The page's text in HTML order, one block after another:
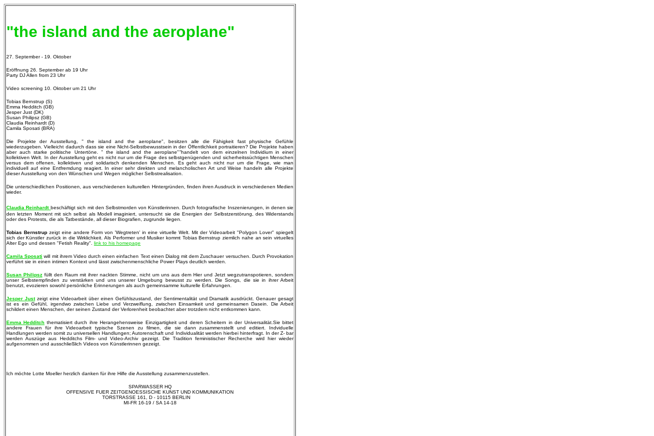
"the island and the aeroplane"
27. September - 19. Oktober
Eröffnung 26. September ab 19 Uhr
Party DJ Allen from 23 Uhr
Video screening 10. Oktober um 21 Uhr
Tobias Bernstrup (S)
Emma Hedditch (GB)
Jesper Just (DK)
Susan Philipsz (GB)
Claudia Reinhardt (D)
Camila Sposati (BRA)
Die Projekte der Ausstellung, " the island and the aeroplane", besitzen alle die Fähigkeit fast physische Gefühle
wiederzugeben. Vielleicht dadurch dass sie eine Nicht-Selbstbewusstsein in der Öffentlichkeit portraitieren? Die Projekte haben
aber auch starke politische Untertöne. " the island and the aeroplane""handelt von dem einzelnen Individium in einer
kollektiven Welt. In der Ausstellung geht es nicht nur um die Frage des selbstgenügenden und sicherheitssüchtigen Menschen
versus dem offenen, kollektiven und solidarisch denkenden Menschen. Es geht auch nicht nur um die Frage, wie man
individuell auf eine Entfremdung reagiert. In einer sehr direkten und melancholischen Art und Weise handeln alle Projekte
dieser Ausstellung von den Wünschen und Wegen möglicher Selbstrealisation.
Die unterschiedlichen Positionen, aus verschiedenen kulturellen Hintergründen, finden ihren Ausdruck in verschiedenen Medien
wieder.
Claudia Reinhardt beschäftigt sich mit den Selbstmorden von Künstlerinnen. Durch fotografische Inszenierungen, in denen sie
den letzten Moment mit sich selbst als Modell imaginiert, untersucht sie die Energien der Selbstzerstörung, des Widerstands
oder des Protests, die als Tatbestände, all dieser Biografien, zugrunde liegen.
Tobias Bernstrup zeigt eine andere Form von 'Wegtreten' in eine virtuelle Welt. Mit der Videoarbeit "Polygon Lover" spiegelt
sich der Künstler zurück in die Wirklichkeit. Als Performer und Musiker kommt Tobias Bernstrup ziemlich nahe an sein virtuelles
Alter Ego und dessen "Fetish Reality". link to his homepage
Camila Sposati will mit ihrem Video durch einen einfachen Text einen Dialog mit dem Zuschauer versuchen. Durch Provokation
verführt sie in einen intimen Kontext und lässt zwischenmenschliche Power Plays deutlich werden.
Susan Philipsz füllt den Raum mit ihrer nackten Stimme, nicht um uns aus dem Hier und Jetzt wegzutranspotieren, sondern
unser Selbstempfinden zu verstärken und uns unserer Umgebung bewusst zu werden. Die Songs, die sie in ihrer Arbeit
benutzt, evozieren sowohl persönliche Erinnerungen als auch gemeinsamme kulturelle Erfahrungen.
Jesper Justzeigt eine Videoarbeit über einen Gefühlszustand, der Sentimentalität und Dramatik ausdrückt. Genauer gesagt
ist es ein Gefühl, irgendwo zwischen Liebe und Verzweiflung, zwischen Einsamkeit und gemeinsamen Dasein. Die Arbeit
schildert einen Menschen, der seinen Zustand der Verlorenheit beobachtet aber trotzdem nicht entkommen kann.
Emma Hedditch thematisiert durch ihre Herangehensweise Einzigartigkeit und deren Scheitern in der Universalität.Sie bittet
andere Frauen für ihre Videoarbeit typische Szenen zu filmen, die sie dann zusammenstellt und editiert. Indviduelle
Handlungen werden somit zu universellen Handlungen; Autorenschaft und Individualität werden hierbei hinterfragt. In der Z- bar
werden Auszüge aus Hedditchs Film- und Video-Archiv gezeigt. Die Tradition feministischer Recherche wird hier wieder
aufgenommen und ausschließlich Videos von Künstlerinnen gezeigt.
Ich möchte Lotte Moeller herzlich danken für ihre Hilfe die Ausstellung zusammenzustellen.
SPARWASSER HQ
OFFENSIVE FUER ZEITGENOESSISCHE KUNST UND KOMMUNIKATION
TORSTRASSE 161, D - 10115 BERLIN
MI-FR 16-19 / SA 14-18